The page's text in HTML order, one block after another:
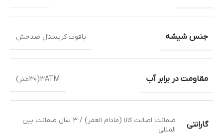
جنس شیشه یاقوت کریستال ضدخش
مقاومت در برابر آب 3ATM(30متر)
گارانتی
ضمانت اصالت کالا (مادام العمر) / 3 سال ضمانت بین
المللی